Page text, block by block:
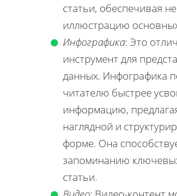
статьи, обеспечивая
иллюстрацию
Инфографика: Это
инструмент для
данных. Инфографика
читателю быстрее
информацию,
наглядной и
форме. Она
запоминанию
статьи.